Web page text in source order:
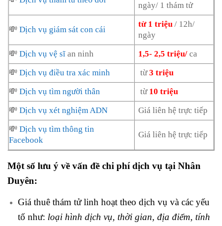
ngày/ 1 thám tử
💸 Dịch vụ giám sát con cái
từ 1 triệu/ 12h/
ngày
💸 Dịch vụ vệ sĩ an ninh 1,5- 2,5 triệu/ ca
💸 Dịch vụ điều tra xác minh từ3 triệu
💸 Dịch vụ tìm người thân từ 10 triệu
💸 Dịch vụ xét nghiệm ADN
Giá liên hệ trực tiếp
💸 Dịch vụ tìm thông tin
Facebook
Giá liên hệ trực tiếp
Một số lưu ý về vấn đề chi phí dịch vụ tại Nhân
Duyên:
Giá thuê thám tử linh hoạt theo dịch vụ và các yếu
tố như: loại hình dịch vụ, thời gian, địa điểm, tính